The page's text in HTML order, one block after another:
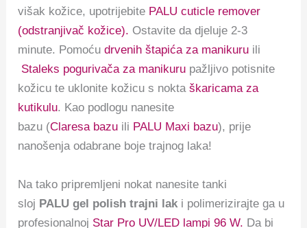
višak kožice, upotrijebite PALU cuticle remover
(odstranjivač kožice). Ostavite da djeluje 2-3
minute. Pomoćudrvenih štapića za manikuru ili
Staleks pogurivača za manikuru pažljivo potisnite
kožicu te uklonite kožicu s noktaškaricama za
kutikulu. Kao podlogu nanesite
bazu (Claresa bazu ili PALU Maxi bazu), prije
nanošenja odabrane boje trajnog laka!
Na tako pripremljeni nokat nanesite tanki
sloj PALU gel polish trajni lak i polimerizirajte ga u
profesionalnoj Star Pro UV/LED lampi 96 W. Da bi